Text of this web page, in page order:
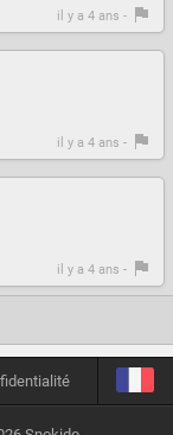
il y a 4 ans -
il y a 4 ans -
il y a 4 ans -